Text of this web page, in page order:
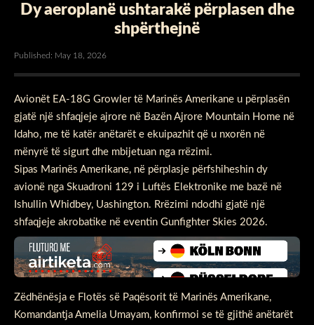
Dy aeroplanë ushtarakë përplasen dhe
shpërthejnë
Published: May 18, 2026
Avionët EA-18G Growler të Marinës Amerikane u përplasën
gjatë një shfaqjeje ajrore në Bazën Ajrore Mountain Home në
Idaho, me të katër anëtarët e ekuipazhit që u nxorën në
mënyrë të sigurt dhe mbijetuan nga rrëzimi.
Sipas Marinës Amerikane, në përplasje përfshiheshin dy
avionë nga Skuadroni 129 i Luftës Elektronike me bazë në
Ishullin Whidbey, Uashington. Rrëzimi ndodhi gjatë një
shfaqjeje akrobatike në eventin Gunfighter Skies 2026.
Zëdhënësja e Flotës së Paqësorit të Marinës Amerikane,
Komandantja Amelia Umayam, konfirmoi se të gjithë anëtarët